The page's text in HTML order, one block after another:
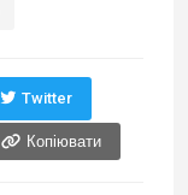
Twitter
Копіювати